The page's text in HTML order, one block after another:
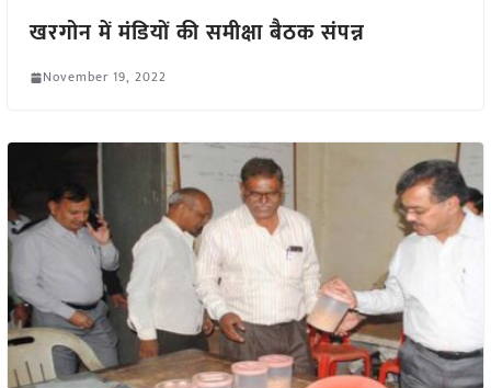
खरगोन में मंडियों की समीक्षा बैठक संपन्न
November 19, 2022